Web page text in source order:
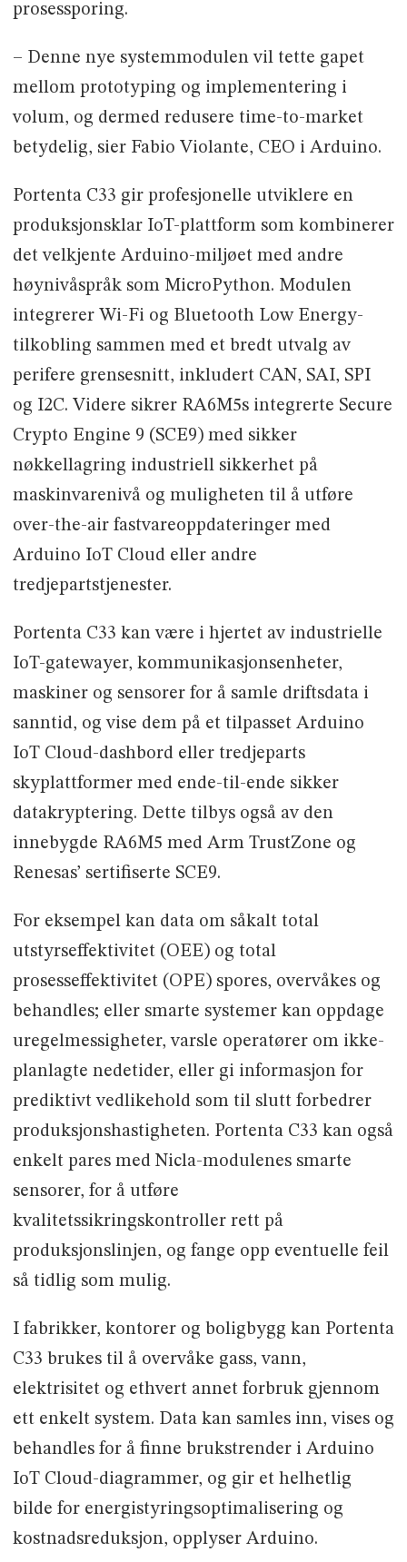
prosessporing.
– Denne nye systemmodulen vil tette gapet
mellom prototyping og implementering i
volum, og dermed redusere time-to-market
betydelig, sier Fabio Violante, CEO i Arduino.
Portenta C33 gir profesjonelle utviklere en
produksjonsklar IoT-plattform som kombinerer
det velkjente Arduino-miljøet med andre
høynivåspråk som MicroPython. Modulen
integrerer Wi-Fi og Bluetooth Low Energy-
tilkobling sammen med et bredt utvalg av
perifere grensesnitt, inkludert CAN, SAI, SPI
og I2C. Videre sikrer RA6M5s integrerte Secure
Crypto Engine 9 (SCE9) med sikker
nøkkellagring industriell sikkerhet på
maskinvarenivå og muligheten til å utføre
over-the-air fastvareoppdateringer med
Arduino IoT Cloud eller andre
tredjepartstjenester.
Portenta C33 kan være i hjertet av industrielle
IoT-gatewayer, kommunikasjonsenheter,
maskiner og sensorer for å samle driftsdata i
sanntid, og vise dem på et tilpasset Arduino
IoT Cloud-dashbord eller tredjeparts
skyplattformer med ende-til-ende sikker
datakryptering. Dette tilbys også av den
innebygde RA6M5 med Arm TrustZone og
Renesas’ sertifiserte SCE9.
For eksempel kan data om såkalt total
utstyrseffektivitet (OEE) og total
prosesseffektivitet (OPE) spores, overvåkes og
behandles; eller smarte systemer kan oppdage
uregelmessigheter, varsle operatører om ikke-
planlagte nedetider, eller gi informasjon for
prediktivt vedlikehold som til slutt forbedrer
produksjonshastigheten. Portenta C33 kan også
enkelt pares med Nicla-modulenes smarte
sensorer, for å utføre
kvalitetssikringskontroller rett på
produksjonslinjen, og fange opp eventuelle feil
så tidlig som mulig.
I fabrikker, kontorer og boligbygg kan Portenta
C33 brukes til å overvåke gass, vann,
elektrisitet og ethvert annet forbruk gjennom
ett enkelt system. Data kan samles inn, vises og
behandles for å finne brukstrender i Arduino
IoT Cloud-diagrammer, og gir et helhetlig
bilde for energistyringsoptimalisering og
kostnadsreduksjon, opplyser Arduino.